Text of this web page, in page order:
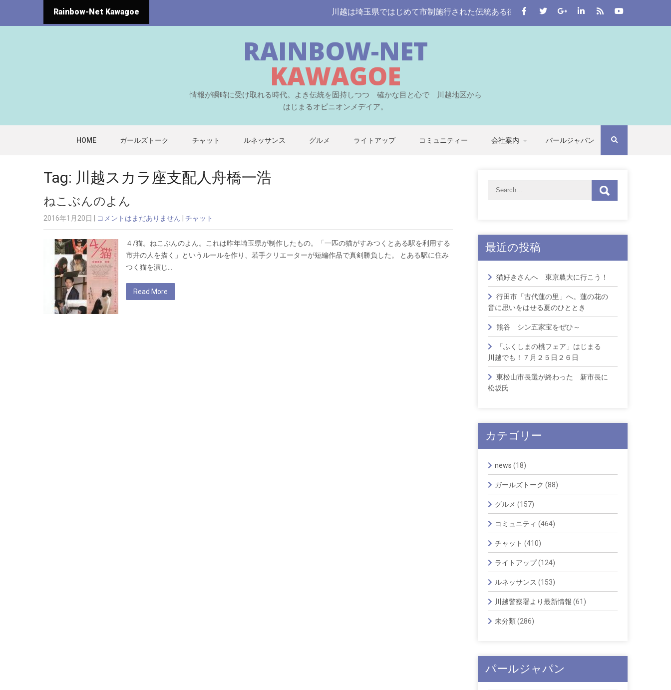
Rainbow-Net Kawagoe 川越は埼玉県ではじめて市制施行された伝統ある街。 この川越をはじめとする七つの自治体から埼
RAINBOW-NET
KAWAGOE
情報が瞬時に受け取れる時代。よき伝統を固持しつつ 確かな目と心で 川越地区から
はじまるオピニオンメデイア。
HOME ガールズトーク チャット ルネッサンス グルメ ライトアップ コミュニティー 会社案内 パールジャパン
Tag: 川越スカラ座支配人舟橋一浩
ねこぶんのよん
2016年1月20日 コメントはまだありません チャット
４/猫。ねこぶんのよん。これは昨年埼玉県が制作したもの。「一匹の猫がすみつくとある駅を利用する
市井の人を描く」というルールを作り、若手クリエーターが短編作品で真剣勝負した。 とある駅に住み
つく猫を演じ…
Read More
最近の投稿
猫好きさんへ 東京農大に行こう！
行田市「古代蓮の里」へ。蓮の花の
音に思いをはせる夏のひととき
熊谷 シン五家宝をぜひ～
「ふくしまの桃フェア」はじまる
川越でも！７月２５日２６日
東松山市長選が終わった 新市長に
松坂氏
カテゴリー
news (18)
ガールズトーク (88)
グルメ (157)
コミュニティ (464)
チャット (410)
ライトアップ(124)
ルネッサンス (153)
川越警察署より最新情報 (61)
未分類(286)
パールジャパン